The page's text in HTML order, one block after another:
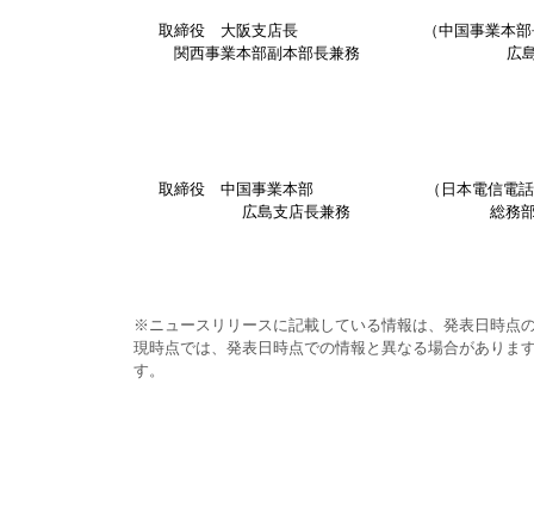
取締役 大阪支店長
（中国事業本
関西事業本部副本部長兼務
取締役 中国事業本部
（日本電信電
広島支店長兼務
総務
※ ニュースリリースに記載している情報は、発表日時点
現時点では、発表日時点での情報と異なる場合がありま
す。